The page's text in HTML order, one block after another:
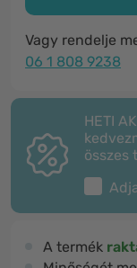
Vagy rendelje
06 1 808 9238
HETI
összes
A termék